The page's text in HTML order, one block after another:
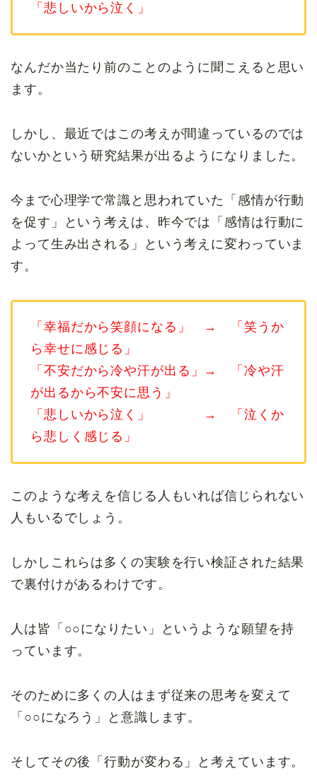
「悲しいから泣く」
なんだか当たり前のことのように聞こえると思い
ます。
しかし、最近ではこの考えが間違っているのでは
ないかという研究結果が出るようになりました。
今まで心理学で常識と思われていた「感情が行動
を促す」という考えは、昨今では「感情は行動に
よって生み出される」という考えに変わっていま
す。
「幸福だから笑顔になる」 → 「笑うか
ら幸せに感じる」
「不安だから冷や汗が出る」→ 「冷や汗
が出るから不安に思う」
「悲しいから泣く」 → 「泣くか
ら悲しく感じる」
このような考えを信じる人もいれば信じられない
人もいるでしょう。
しかしこれらは多くの実験を行い検証された結果
で裏付けがあるわけです。
人は皆「○○になりたい」というような願望を持
っています。
そのために多くの人はまず従来の思考を変えて
「○○になろう」と意識します。
そしてその後「行動が変わる」と考えています。